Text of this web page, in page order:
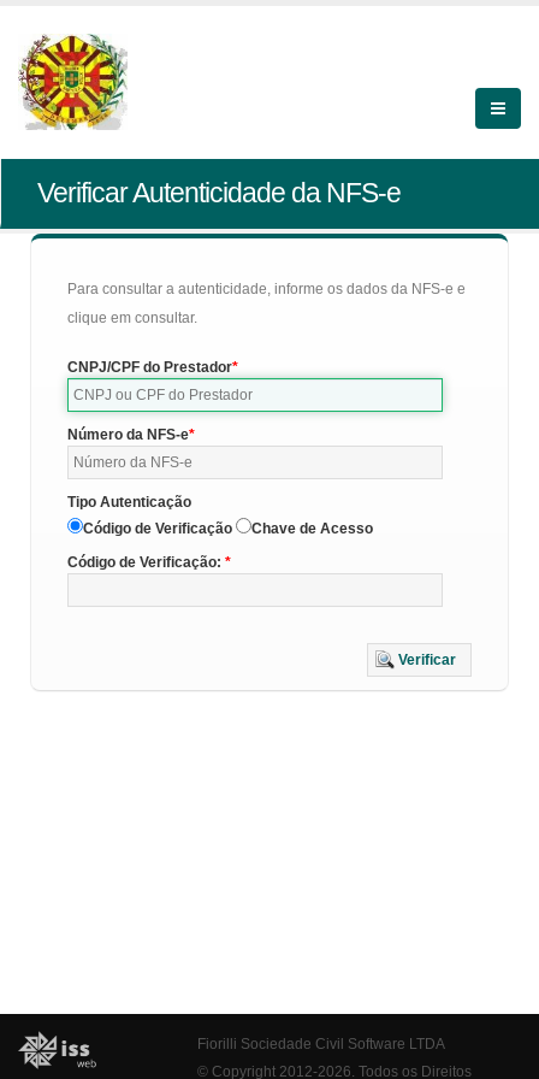
Verificar Autenticidade da NFS-e
Para consultar a autenticidade, informe os dados da NFS-e e
clique em consultar.
CNPJ/CPF do Prestador
Número da NFS-e
Tipo Autenticação
Código de Verificação
Chave de Acesso
Código de Verificação:
Verificar
Fiorilli Sociedade Civil Software LTDA
© Copyright 2012-2026. Todos os Direitos